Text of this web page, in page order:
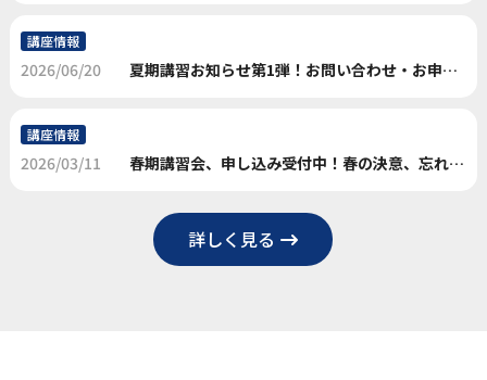
講座情報
2026/06/20 夏期講習お知らせ第1弾！お問い合わせ・お申込み受付中です！
講座情報
2026/03/11 春期講習会、申し込み受付中！春の決意、忘れないで。
詳しく見る